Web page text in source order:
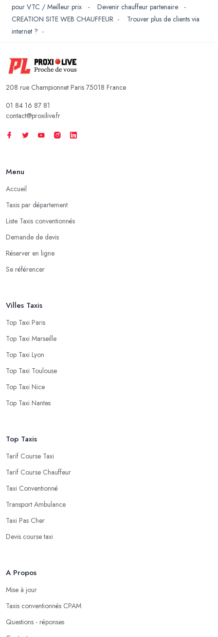
pour VTC / Meilleur prix
- Devenir chauffeur partenaire
-
CREATION SITE WEB CHAUFFEUR - Trouver plus de clients via
internet ? -
208 rue Championnet Paris 75018 France
01 84 16 87 81
contact@proxilive.fr
Menu
Accueil
Taxis par département
Liste Taxis conventionnés
Demande de devis
Réserver en ligne
Se référencer
Villes Taxis
Top Taxi Paris
Top Taxi Marseille
Top Taxi Lyon
Top Taxi Toulouse
Top Taxi Nice
Top Taxi Nantes
Top Taxis
Tarif Course Taxi
Tarif Course Chauffeur
Taxi Conventionné
Transport Ambulance
Taxi Pas Cher
Devis course taxi
A Propos
Mise à jour
Taxis conventionnés CPAM
Questions - réponses